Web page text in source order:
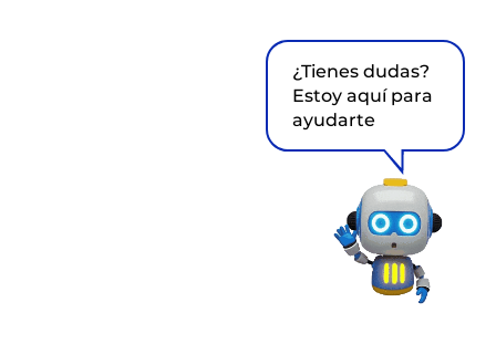
¿Tienes dudas?
Estoy aquí para
ayudarte